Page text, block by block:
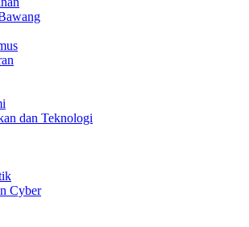
dan Teknologi
Cyber